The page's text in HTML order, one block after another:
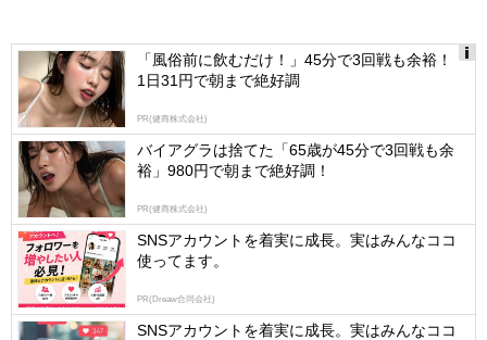
「風俗前に飲むだけ！」45分で3回戦も余裕！
1日31円で朝まで絶好調
PR(健商株式会社)
バイアグラは捨てた「65歳が45分で3回戦も余
裕」980円で朝まで絶好調！
PR(健商株式会社)
SNSアカウントを着実に成長。実はみんなココ
使ってます。
PR(Dreaw合同会社)
SNSアカウントを着実に成長。実はみんなココ